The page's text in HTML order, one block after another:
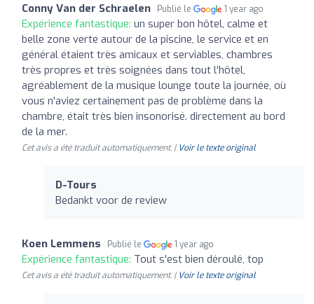
Conny Van der Schraelen Publié le 1 year ago
Expérience fantastique: un super bon hôtel, calme et
belle zone verte autour de la piscine, le service et en
général étaient très amicaux et serviables, chambres
très propres et très soignées dans tout l'hôtel,
agréablement de la musique lounge toute la journée, où
vous n'aviez certainement pas de problème dans la
chambre, était très bien insonorisé. directement au bord
de la mer.
Cet avis a été traduit automatiquement. | Voir le texte original
D-Tours
Bedankt voor de review
Koen Lemmens Publié le 1 year ago
Expérience fantastique: Tout s'est bien déroulé, top
Cet avis a été traduit automatiquement. | Voir le texte original